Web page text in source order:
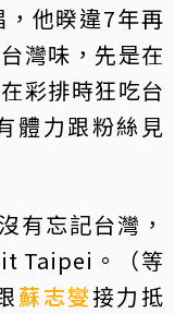
他暌違7年再
灣味，先是在
彩排時狂吃台
體力跟粉絲見
有忘記台灣，
Taipei。（等
蘇志燮接力抵